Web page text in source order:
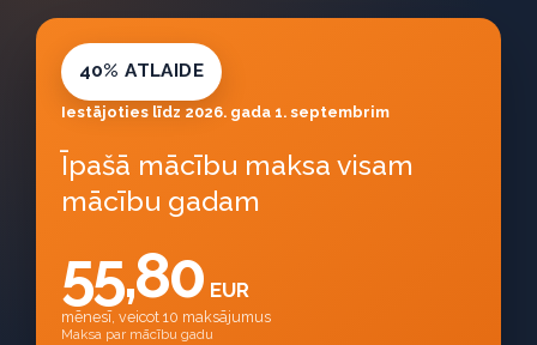
40% ATLAIDE
Iestājoties līdz 2026. gada 1. septembrim
Īpašā mācību maksa visam
mācību gadam
55,80 EUR
mēnesī, veicot 10 maksājumus
Maksa par mācību gadu